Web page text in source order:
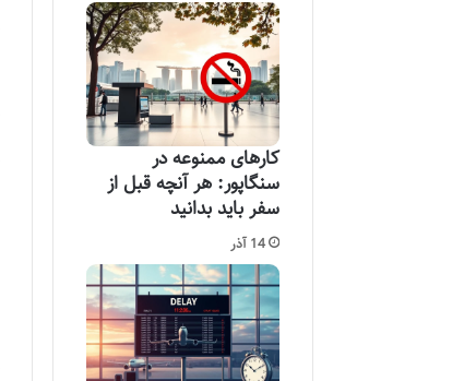
کارهای ممنوعه در
سنگاپور: هر آنچه قبل از
سفر باید بدانید
14 آذر